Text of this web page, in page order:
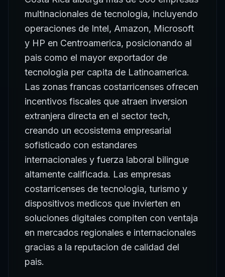
multinacionales de tecnologia, incluyendo
operaciones de Intel, Amazon, Microsoft
y HP en Centroamerica, posicionando al
pais como el mayor exportador de
tecnologia per capita de Latinoamerica.
Las zonas francas costarricenses ofrecen
incentivos fiscales que atraen inversion
extranjera directa en el sector tech,
creando un ecosistema empresarial
sofisticado con estandares
internacionales y fuerza laboral bilingue
altamente calificada. Las empresas
costarricenses de tecnologia, turismo y
dispositivos medicos que invierten en
soluciones digitales compiten con ventaja
en mercados regionales e internacionales
gracias a la reputacion de calidad del
pais.